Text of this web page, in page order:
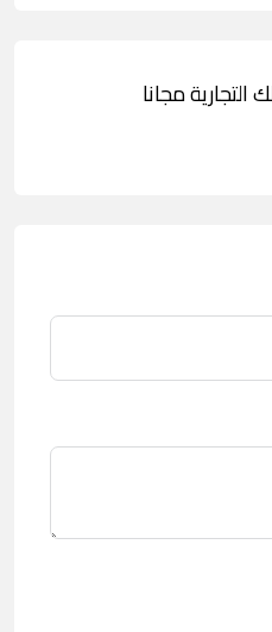
مجانا